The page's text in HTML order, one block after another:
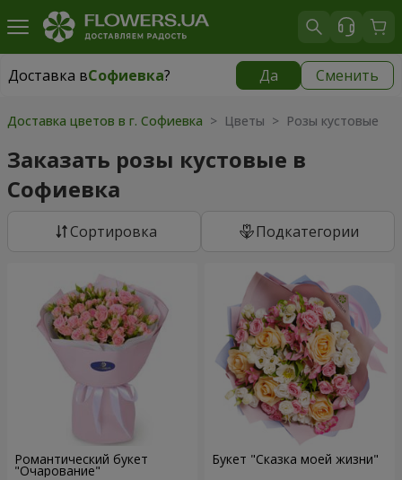
Доставка вСофиевка? Да Сменить
Доставка вСофиевка|
Доставка цветов в г. Софиевка > Цветы > Розы кустовые
Заказать розы кустовые в
Софиевка
Cортировка Подкатегории
Романтический букет
"Очарование"
Букет "Сказка моей жизни"